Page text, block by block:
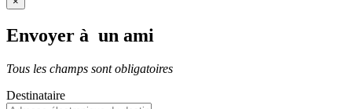
Envoyer à un ami
Tous les champs sont obligatoires
Destinataire